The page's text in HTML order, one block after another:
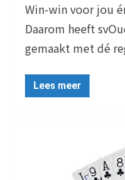
Win-win voor jou
Daarom heeft
gemaakt met dé
Lees meer